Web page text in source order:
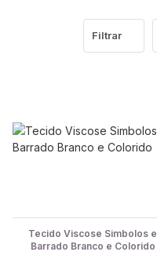
Filtrar
Tecido Viscose Simbolos e
Barrado Branco e Colorido